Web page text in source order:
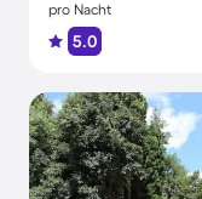
pro Nacht
5.0